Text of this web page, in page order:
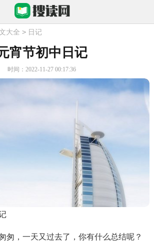
大全 > 日记
宵节初中日记
时间：2022-11-27 00:17:36
匆，一天又过去了，你有什么总结呢？